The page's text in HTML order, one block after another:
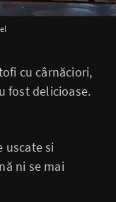
cu cârnăciori,
fost delicioase.
uscate si
ni se mai